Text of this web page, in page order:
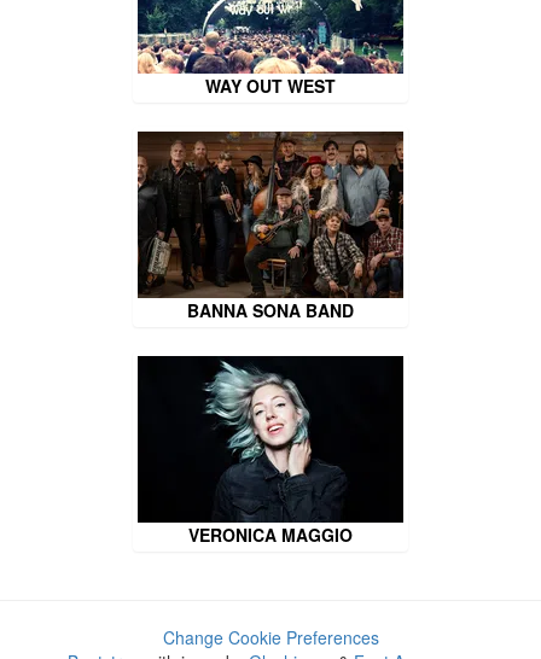
WAY OUT WEST
BANNA SONA BAND
VERONICA MAGGIO
Change Cookie Preferences